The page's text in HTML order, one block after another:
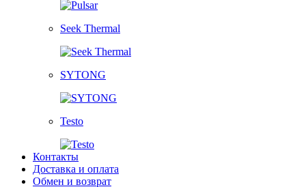
Seek Thermal
SYTONG
Testo
Контакты
Доставка и оплата
Обмен и возврат